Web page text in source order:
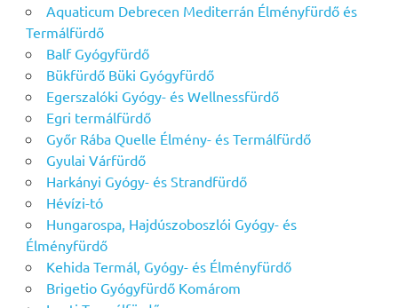
Aquaticum Debrecen Mediterrán Élményfürdő és
Termálfürdő
Balf Gyógyfürdő
Bükfürdő Büki Gyógyfürdő
Egerszalóki Gyógy- és Wellnessfürdő
Egri termálfürdő
Győr Rába Quelle Élmény- és Termálfürdő
Gyulai Várfürdő
Harkányi Gyógy- és Strandfürdő
Hévízi-tó
Hungarospa, Hajdúszoboszlói Gyógy- és
Élményfürdő
Kehida Termál, Gyógy- és Élményfürdő
Brigetio Gyógyfürdő Komárom